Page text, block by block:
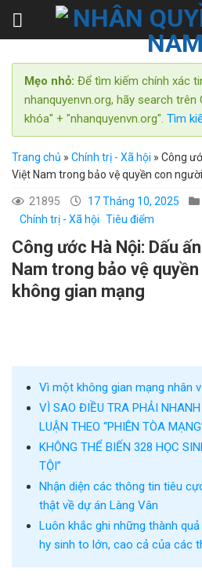
Skip
Mẹo nhỏ: Để tìm kiếm chính xác
nhanquyenvn.org, hãy search
khóa" + "nhanquyenvn.org". Tìm
Trang chủ » Chính trị - Xã hội » Công
Việt Nam trong bảo vệ quyền con
21895
17 Tháng 10, 2025
Chính trị - Xã hội Tiêu điểm
Công ước Hà Nội: Dấu
Nam trong bảo vệ
không gian mạng
Vì một không gian mạng nhân
VÌ SAO ĐIỀU TRA PHẢI
LUẬN THEO “PHIÊN TÒA
KHÔNG THỂ BIẾN 328 HỌC
TỘI”
Nhận diện các thông tin tiêu
thật về dự án Làng Vân
Luôn khắc ghi những thành
hy sinh to lớn, cao cả của các